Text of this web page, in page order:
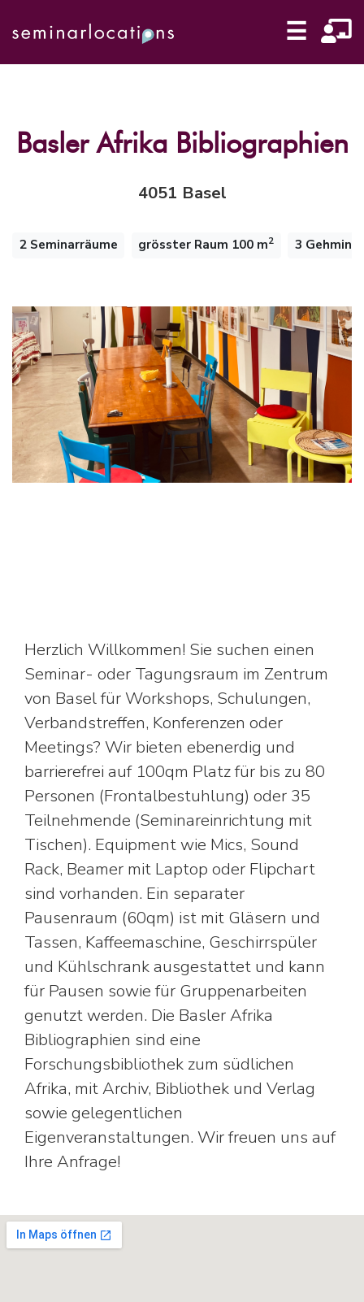
☰
Basler Afrika Bibliographien
4051 Basel
2 Seminarräume grösster Raum 100 m2 3
Herzlich Willkommen! Sie suchen einen
Seminar- oder Tagungsraum im Zentrum
von Basel für Workshops, Schulungen,
Verbandstreffen, Konferenzen oder
Meetings? Wir bieten ebenerdig und
barrierefrei auf 100qm Platz für bis zu 80
Personen (Frontalbestuhlung) oder 35
Teilnehmende (Seminareinrichtung mit
Tischen). Equipment wie Mics, Sound
Rack, Beamer mit Laptop oder Flipchart
sind vorhanden. Ein separater
Pausenraum (60qm) ist mit Gläsern und
Tassen, Kaffeemaschine, Geschirrspüler
und Kühlschrank ausgestattet und kann
für Pausen sowie für Gruppenarbeiten
genutzt werden. Die Basler Afrika
Bibliographien sind eine
Forschungsbibliothek zum südlichen
Afrika, mit Archiv, Bibliothek und Verlag
sowie gelegentlichen
Eigenveranstaltungen. Wir freuen uns auf
Ihre Anfrage!